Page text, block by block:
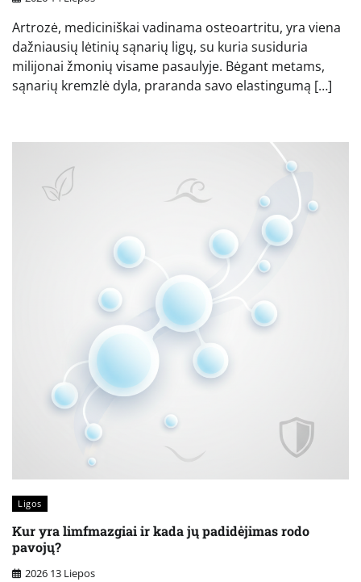
Artrozė, mediciniškai vadinama osteoartritu, yra viena
dažniausių lėtinių sąnarių ligų, su kuria susiduria
milijonai žmonių visame pasaulyje. Bėgant metams,
sąnarių kremzlė dyla, praranda savo elastingumą […]
Ligos
Kur yra limfmazgiai ir kada jų padidėjimas rodo
pavojų?
2026 13 Liepos